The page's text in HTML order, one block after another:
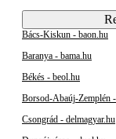
Bács-Kiskun - baon.hu
Baranya - bama.hu
Békés - beol.hu
Borsod-Abaúj-Zemplén
Csongrád - delmagyar.hu